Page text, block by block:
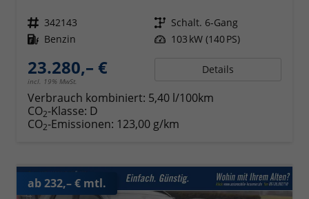
Fahrzeugnr. 342143 Getriebe Schalt. 6-Gang
Kraftstoff Benzin Leistung 103 kW (140 PS)
23.280,– €
incl. 19% MwSt.
Details
Verbrauch kombiniert: 5,40 l/100km
CO2-Klasse: D
CO2-Emissionen: 123,00 g/km
ab 232,– € mtl.